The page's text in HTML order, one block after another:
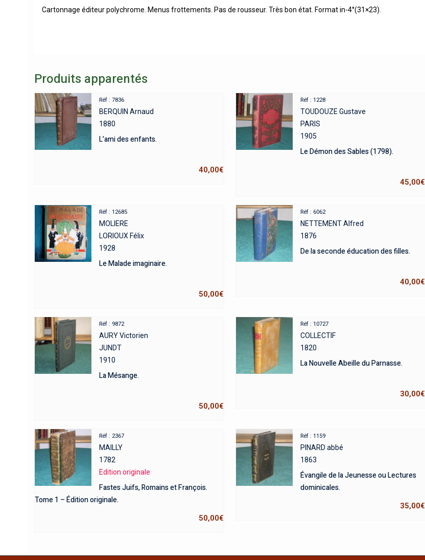
Cartonnage éditeur polychrome. Menus frottements. Pas de rousseur. Très bon état. Format in-4°(31×23).
Produits apparentés
Réf : 7836
BERQUIN Arnaud
1880
L’ami des enfants.
40,00€
Réf : 1228
TOUDOUZE Gustave
PARIS
1905
Le Démon des Sables (1798).
45,00€
Réf : 12685
MOLIERE
LORIOUX Félix
1928
Le Malade imaginaire.
50,00€
Réf : 6062
NETTEMENT Alfred
1876
De la seconde éducation des filles.
40,00€
Réf : 9872
AURY Victorien
JUNDT
1910
La Mésange.
50,00€
Réf : 10727
COLLECTIF
1820
La Nouvelle Abeille du Parnasse.
30,00€
Réf : 2367
MAILLY
1782
Edition originale
Fastes Juifs, Romains et François.
Tome 1 – Édition originale.
50,00€
Réf : 1159
PINARD abbé
1863
Évangile de la Jeunesse ou Lectures
dominicales.
35,00€